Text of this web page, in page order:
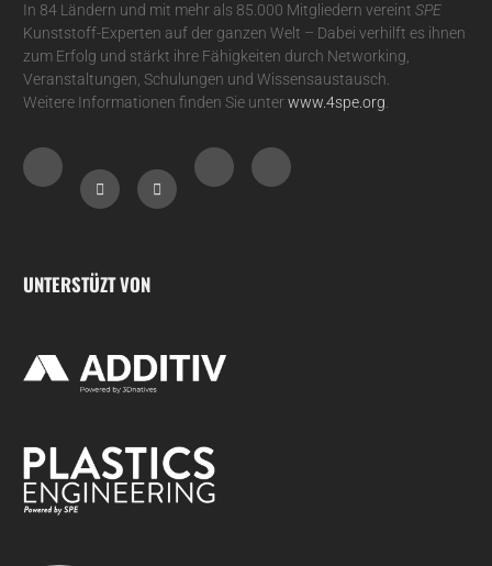
In 84 Ländern und mit mehr als 85.000 Mitgliedern vereint SPE
Kunststoff-Experten auf der ganzen Welt – Dabei verhilft es ihnen
zum Erfolg und stärkt ihre Fähigkeiten durch Networking,
Veranstaltungen, Schulungen und Wissensaustausch.
Weitere Informationen finden Sie unterwww.4spe.org.
UNTERSTÜZT VON